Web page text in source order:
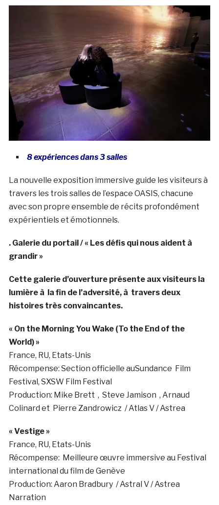
8 expériences dans 3 salles
La nouvelle exposition immersive guide les visiteurs à
travers les trois salles de l’espace OASIS, chacune
avec son propre ensemble de récits profondément
expérientiels et émotionnels.
. Galerie du portail / « Les défis qui nous aident à
grandir »
Cette galerie d’ouverture présente aux visiteurs la
lumière à la fin de l’adversité, à travers deux
histoires très convaincantes.
« On the Morning You Wake (To the End of the
World) »
France, RU, Etats-Unis
Récompense: Section officielle auSundance Film
Festival, SXSW Film Festival
Production: Mike Brett , Steve Jamison , Arnaud
Colinard et Pierre Zandrowicz / Atlas V / Astrea
« Vestige »
France, RU, Etats-Unis
Récompense: Meilleure œuvre immersive au Festival
international du film de Genève
Production: Aaron Bradbury/ Astral V / Astrea
Narration